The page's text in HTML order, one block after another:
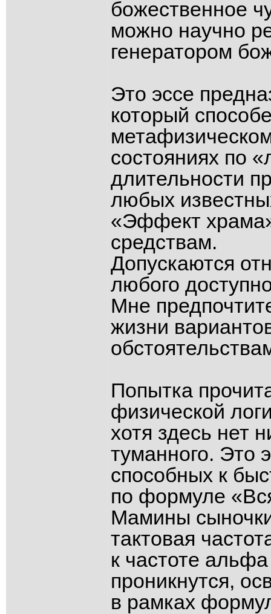
божественное
можно научно
генератором
Это эссе
который
состояниях по
длительности
любых
«Эффект
средствам.
Допускаются
любого
Мне
жизни
Попытка
физической
хотя здесь нет
туманного. Это
способных к
по формуле
Мамины
тактовая
к частоте
проникнутся,
в рамках